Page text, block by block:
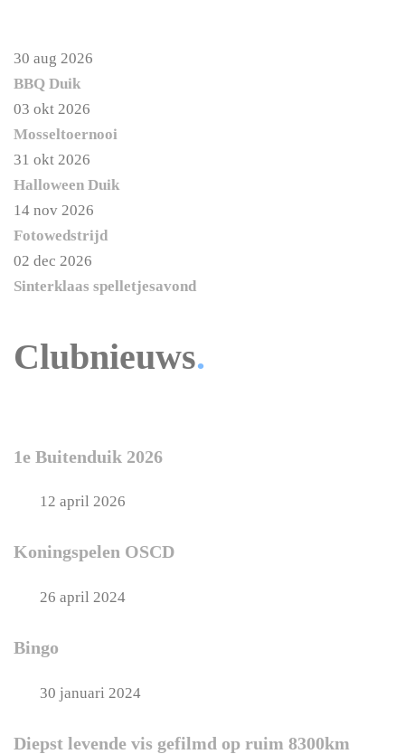
30 aug 2026
BBQ Duik
03 okt 2026
Mosseltoernooi
31 okt 2026
Halloween Duik
14 nov 2026
Fotowedstrijd
02 dec 2026
Sinterklaas spelletjesavond
Clubnieuws.
1e Buitenduik 2026
12 april 2026
Koningspelen OSCD
26 april 2024
Bingo
30 januari 2024
Diepst levende vis gefilmd op ruim 8300km